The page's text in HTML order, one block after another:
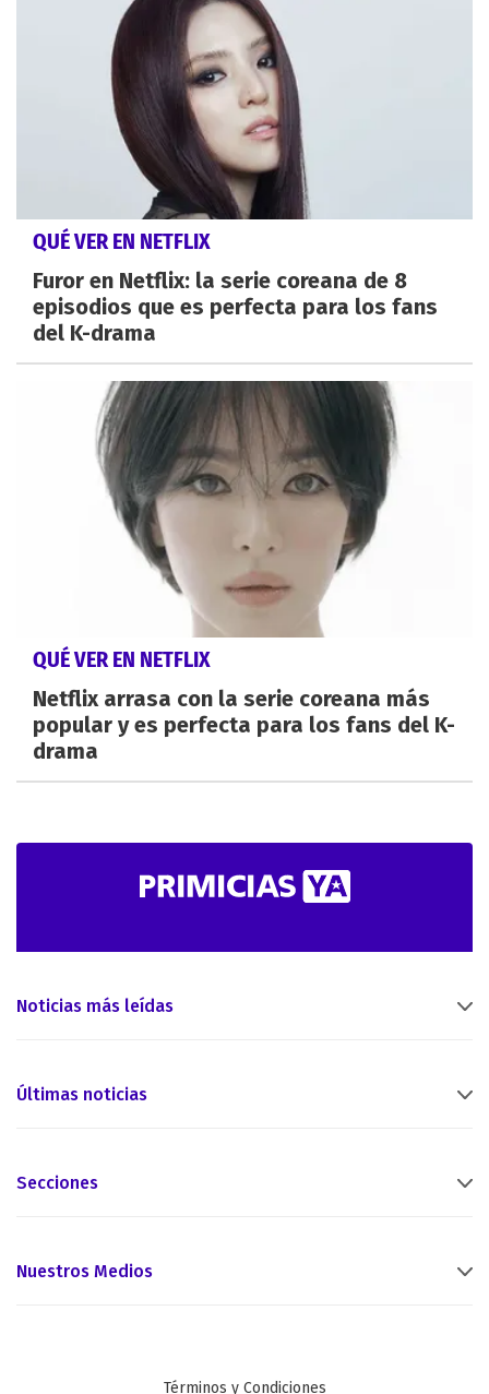
QUÉ VER EN NETFLIX
Furor en Netflix: la serie coreana de 8
episodios que es perfecta para los fans
del K-drama
QUÉ VER EN NETFLIX
Netflix arrasa con la serie coreana más
popular y es perfecta para los fans del K-
drama
Noticias más leídas
Últimas noticias
Secciones
Nuestros Medios
Términos y Condiciones